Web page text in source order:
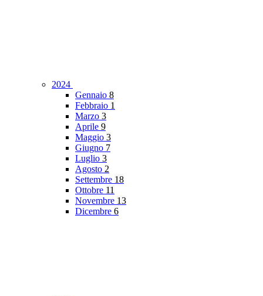
2024
Gennaio 8
Febbraio 1
Marzo 3
Aprile 9
Maggio 3
Giugno 7
Luglio 3
Agosto 2
Settembre 18
Ottobre 11
Novembre 13
Dicembre 6